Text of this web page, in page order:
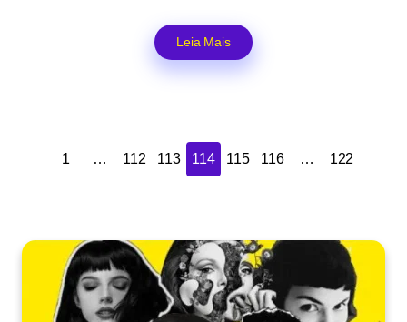
Leia Mais
1 … 112 113 114 115 116 … 122